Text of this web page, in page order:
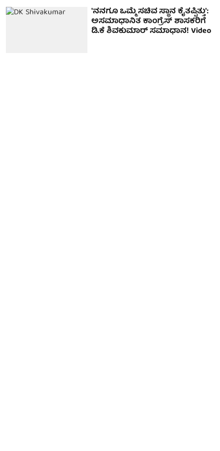
'ನನಗೂ ಒಮ್ಮೆ ಸಚಿವ ಸ್ಥಾನ ಕೈತಪ್ಪಿತ್ತು':
ಅಸಮಾಧಾನಿತ ಕಾಂಗ್ರೆಸ್ ಶಾಸಕರಿಗೆ
ಡಿ.ಕೆ ಶಿವಕುಮಾರ್ ಸಮಾಧಾನ! Video